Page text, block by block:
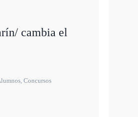
cambia el
, Concursos